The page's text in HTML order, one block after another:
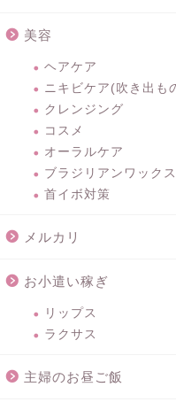
美容
ヘアケア
ニキビケア(吹き出も
クレンジング
コスメ
オーラルケア
ブラジリアンワックス
首イボ対策
メルカリ
お小遣い稼ぎ
リップス
ラクサス
主婦のお昼ご飯